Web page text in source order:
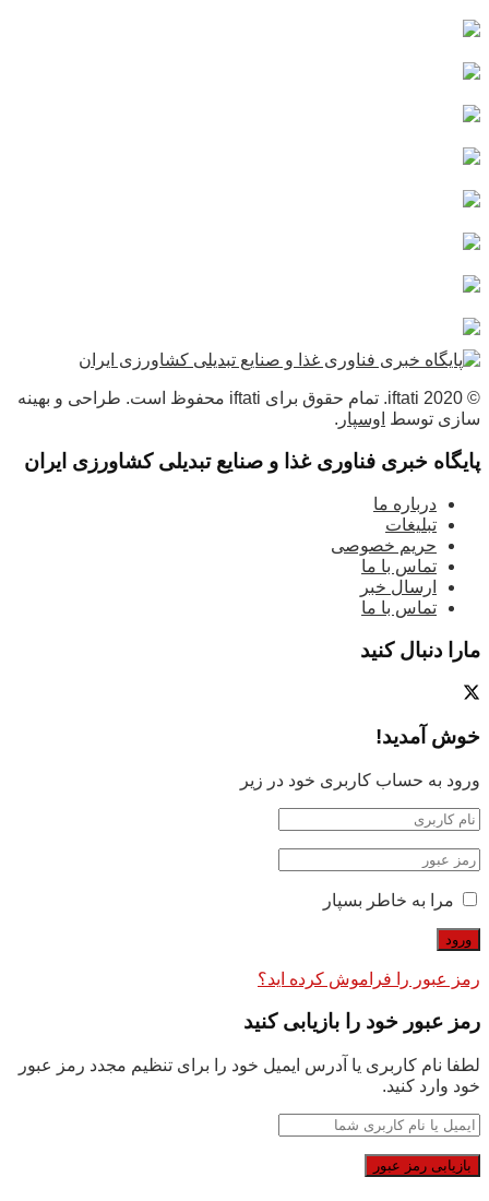
© 2020 iftati. تمام حقوق برای iftati محفوظ است. طراحی و بهینه
سازی توسط اوسپار .
پایگاه خبری فناوری غذا و صنایع تبدیلی کشاورزی ایران
درباره ما
تبلیغات
حریم خصوصی
تماس با ما
ارسال خبر
تماس با ما
مارا دنبال کنید
خوش آمدید!
ورود به حساب کاربری خود در زیر
مرا به خاطر بسپار
رمز عبور را فراموش کرده اید؟
رمز عبور خود را بازیابی کنید
لطفا نام کاربری یا آدرس ایمیل خود را برای تنظیم مجدد رمز عبور
خود وارد کنید.